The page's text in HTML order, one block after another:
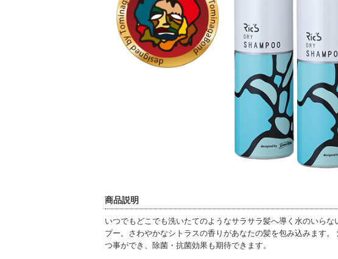
商品説明
いつでもどこでも洗いたてのようなサラサラ髪へ導く水のいらな
プー。さわやかなシトラスの香りがあなたの髪を包み込みます。
つ事ができ、除菌・抗菌効果も期待できます。